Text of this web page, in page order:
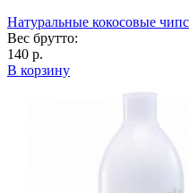
Натуральные кокосовые
Вес брутто:
140 р.
В корзину